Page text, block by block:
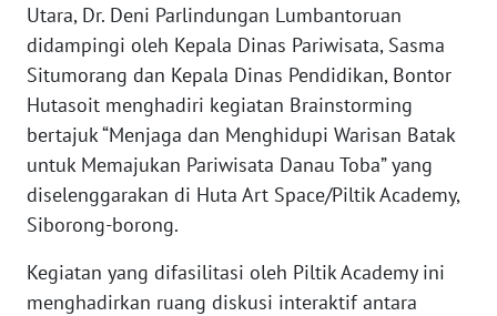
Utara, Dr. Deni Parlindungan Lumbantoruan
didampingi oleh Kepala Dinas Pariwisata, Sasma
Situmorang dan Kepala Dinas Pendidikan, Bontor
Hutasoit menghadiri kegiatan Brainstorming
bertajuk “Menjaga dan Menghidupi Warisan Batak
untuk Memajukan Pariwisata Danau Toba” yang
diselenggarakan di Huta Art Space/Piltik Academy,
Siborong-borong.
Kegiatan yang difasilitasi oleh Piltik Academy ini
menghadirkan ruang diskusi interaktif antara
Wahana
Regional
WN
SUMUT
WN
WN